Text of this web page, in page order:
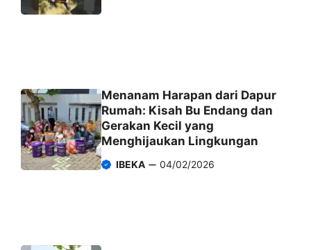
Menanam Harapan dari Dapur
Rumah: Kisah Bu Endang dan
Gerakan Kecil yang
Menghijaukan Lingkungan
IBEKA 04/02/2026